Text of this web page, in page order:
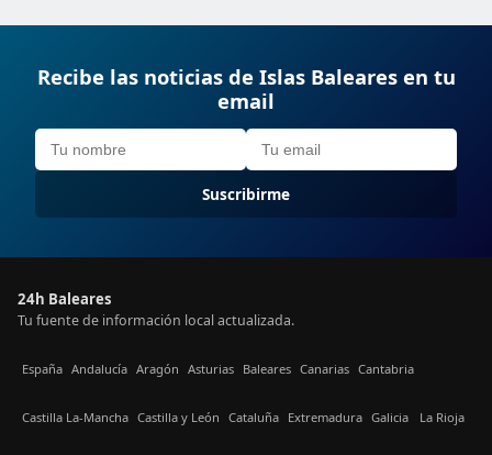
Recibe las noticias de Islas Baleares en tu
email
Suscribirme
24h Baleares
Tu fuente de información local actualizada.
España Andalucía Aragón Asturias Baleares Canarias Cantabria
Castilla La-Mancha Castilla y León Cataluña Extremadura Galicia La Rioja